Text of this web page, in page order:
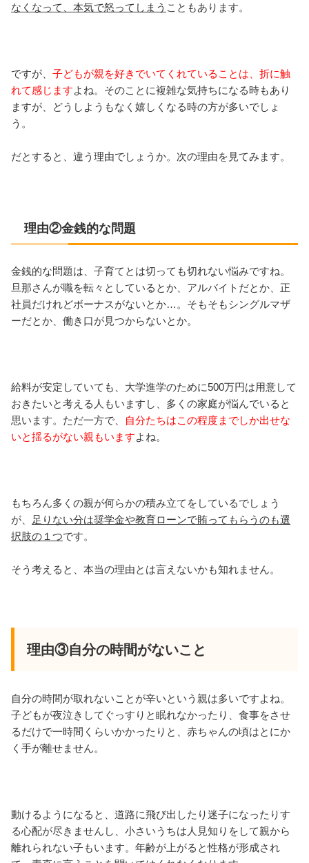
なくなって、本気で怒ってしまう こともあります。
ですが、 子どもが親を好きでいてくれていることは、折に触
れて感じますよね。そのことに複雑な気持ちになる時もあり
ますが、どうしようもなく嬉しくなる時の方が多いでしょ
う。
だとすると、違う理由でしょうか。次の理由を見てみます。
理由②金銭的な問題
金銭的な問題は、子育てとは切っても切れない悩みですね。
旦那さんが職を転々としているとか、アルバイトだとか、正
社員だけれどボーナスがないとか…。そもそもシングルマザ
ーだとか、働き口が見つからないとか。
給料が安定していても、大学進学のために500万円は用意して
おきたいと考える人もいますし、多くの家庭が悩んでいると
思います。ただ一方で、
自分たちはこの程度までしか出せな
いと揺るがない親もいますよね。
もちろん多くの親が何らかの積み立てをしているでしょう
が、
足りない分は奨学金や教育ローンで賄ってもらうのも選
択肢の１つです。
そう考えると、本当の理由とは言えないかも知れません。
理由③自分の時間がないこと
自分の時間が取れないことが辛いという親は多いですよね。
子どもが夜泣きしてぐっすりと眠れなかったり、食事をさせ
るだけで一時間くらいかかったりと、赤ちゃんの頃はとにか
く手が離せません。
動けるようになると、道路に飛び出したり迷子になったりす
る心配が尽きませんし、小さいうちは人見知りをして親から
離れられない子もいます。年齢が上がると性格が形成され